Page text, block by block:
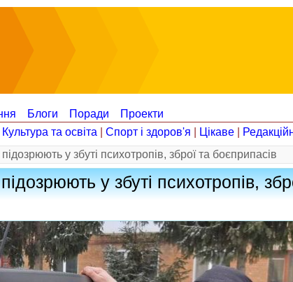
Блоги Поради
Проекти
Культура та освіта Спорт і здоров'я Цікаве
у збуті психотропів, зброї та боєприпасів
у збуті психотропів,